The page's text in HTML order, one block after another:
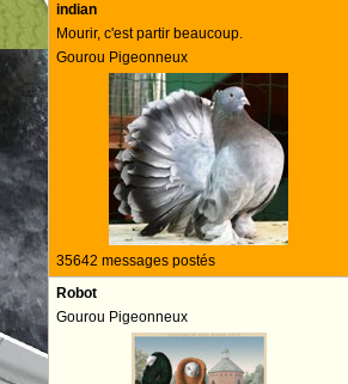
indian
Mourir, c'est partir beaucoup.
Gourou Pigeonneux
35642 messages postés
Robot
Gourou Pigeonneux